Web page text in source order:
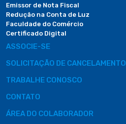
Emissor de Nota Fiscal
Redução na Conta de Luz
Faculdade do Comércio
Certificado Digital
ASSOCIE-SE
SOLICITAÇÃO DE CANCELAMENTO
TRABALHE CONOSCO
CONTATO
ÁREA DO COLABORADOR